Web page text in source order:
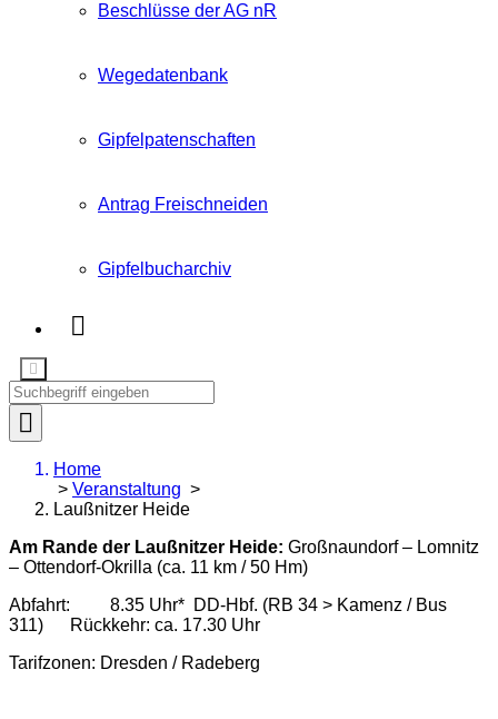
Beschlüsse der AG nR
Wegedatenbank
Gipfelpatenschaften
Antrag Freischneiden
Gipfelbucharchiv
Home
> Veranstaltung >
Laußnitzer Heide
Details
zum
Kalendereintrag
Am Rande der Laußnitzer Heide: Großnaundorf – Lomnitz
– Ottendorf-Okrilla (ca. 11 km / 50 Hm)
Abfahrt: 8.35 Uhr* DD-Hbf. (RB 34 > Kamenz / Bus
311) Rückkehr: ca. 17.30 Uhr
Tarifzonen: Dresden / Radeberg